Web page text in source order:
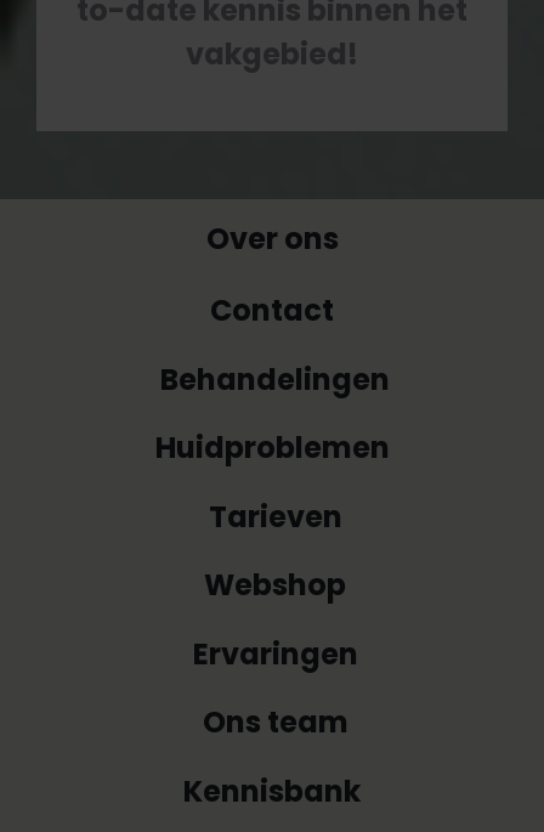
to-date kennis binnen het
vakgebied!
Over ons
Contact
Behandelingen
Huidproblemen
Tarieven
Webshop
Ervaringen
Ons team
Kennisbank